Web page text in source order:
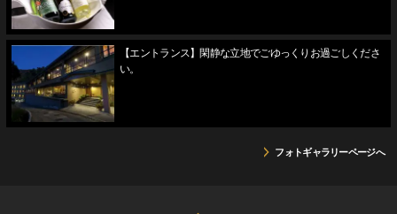
【エントランス】閑静な立地でごゆっくりお過ごしくださ
い。
フォトギャラリーページへ